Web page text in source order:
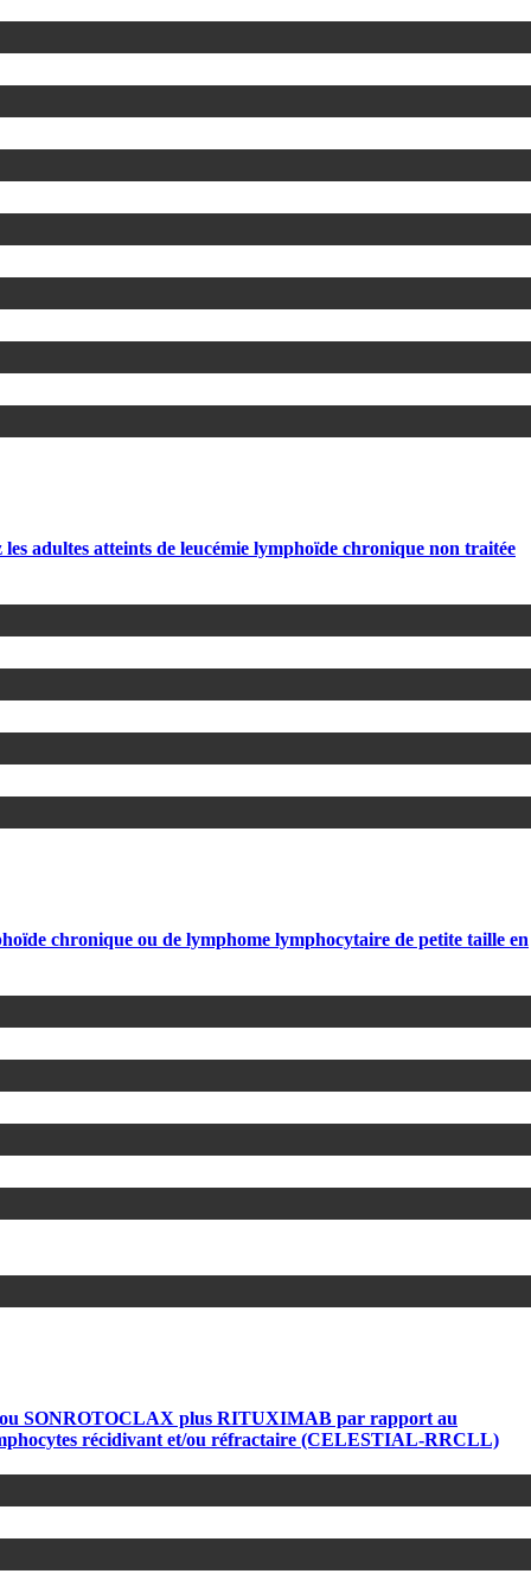
adultes atteints de leucémie lymphoïde chronique non traitée
chronique ou de lymphome lymphocytaire de petite taille en
SONROTOCLAX plus RITUXIMAB par rapport au
récidivant et/ou réfractaire (CELESTIAL-RRCLL)